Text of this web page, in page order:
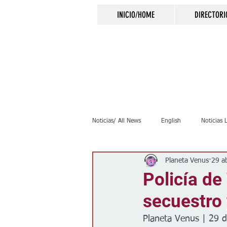
INICIO/HOME
Noticias/ All News English Noticias
Inmigración Crimen
Clima Vivienda
Policía
secuestro
Planeta Venus 29
Planeta Venus | 29